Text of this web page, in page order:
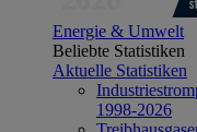
Energie & Umwelt
Beliebte Statistiken
Aktuelle Statistiken
1998-2026